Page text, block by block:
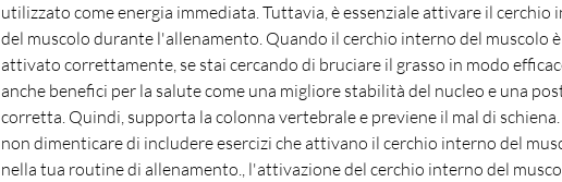
utilizzato come energia immediata. Tuttavia, è essenziale attivare il cerchio
del muscolo durante l'allenamento. Quando il cerchio interno del muscolo è
attivato correttamente, se stai cercando di bruciare il grasso in modo
anche benefici per la salute come una migliore stabilità del nucleo e una
corretta. Quindi, supporta la colonna vertebrale e previene il mal di
non dimenticare di includere esercizi che attivano il cerchio interno del
nella tua routine di allenamento., l'attivazione del cerchio interno del